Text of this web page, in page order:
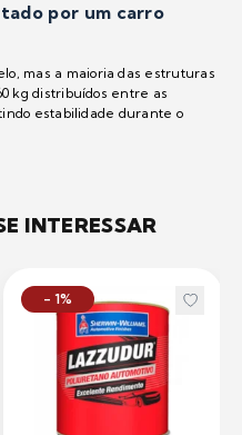
por um carro
mas a maioria das estruturas
kg distribuídos entre as
estabilidade durante o
INTERESSAR
- 1%